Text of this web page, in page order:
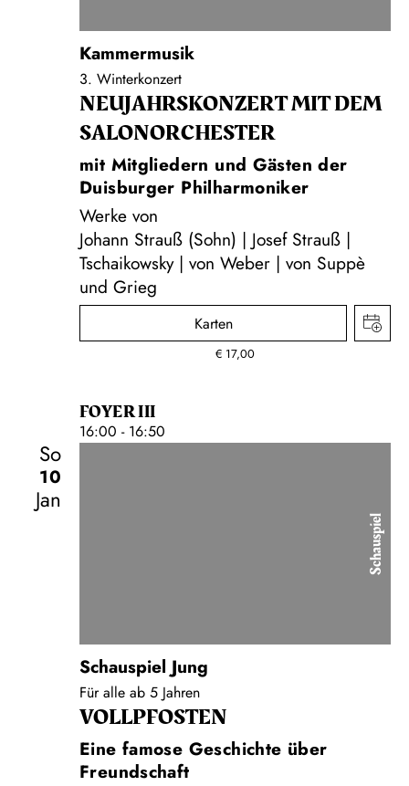
Kammermusik
3. Winterkonzert
NEUJAHRS­KONZERT MIT DEM
SALON­ORCHESTER
mit Mitgliedern und Gästen der
Duisburger Philharmoniker
Werke von
Johann Strauß (Sohn) | Josef Strauß |
Tschaikowsky | von Weber | von Suppè
und Grieg
Karten
€ 17,00
FOYER III
16:00 - 16:50
So
10
Jan
Schauspiel
Schauspiel Jung
Für alle ab 5 Jahren
VOLLPFOSTEN
Eine famose Geschichte über
Freundschaft